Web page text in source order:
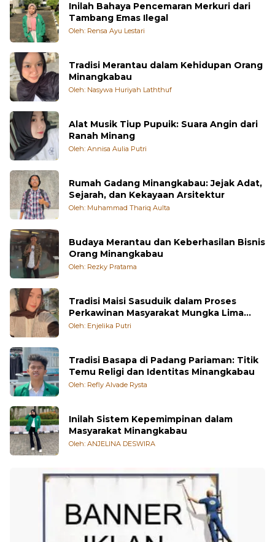
Inilah Bahaya Pencemaran Merkuri dari
Tambang Emas Ilegal
Oleh: Rensa Ayu Lestari
Tradisi Merantau dalam Kehidupan Orang
Minangkabau
Oleh: Nasywa Huriyah Laththuf
Alat Musik Tiup Pupuik: Suara Angin dari
Ranah Minang
Oleh: Annisa Aulia Putri
Rumah Gadang Minangkabau: Jejak Adat,
Sejarah, dan Kekayaan Arsitektur
Oleh: Muhammad Thariq Aulta
Budaya Merantau dan Keberhasilan Bisnis
Orang Minangkabau
Oleh: Rezky Pratama
Tradisi Maisi Sasuduik dalam Proses
Perkawinan Masyarakat Mungka Lima
Puluh Kota
Oleh: Enjelika Putri
Tradisi Basapa di Padang Pariaman: Titik
Temu Religi dan Identitas Minangkabau
Oleh: Refly Alvade Rysta
Inilah Sistem Kepemimpinan dalam
Masyarakat Minangkabau
Oleh: ANJELINA DESWIRA